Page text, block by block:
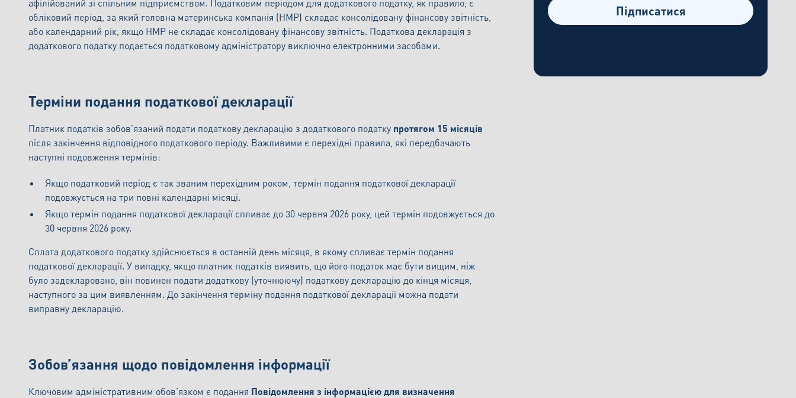
афілійований зі спільним підприємством. Податковим періодом для додаткового податку, як правило, є
обліковий період, за який головна материнська компанія (HMP) складає консолідовану фінансову звітність,
або календарний рік, якщо HMP не складає консолідовану фінансову звітність. Податкова декларація з
додаткового податку подається податковому адміністратору виключно електронними засобами.
Терміни подання податкової декларації
Платник податків зобов’язаний подати податкову декларацію з додаткового податку протягом 15 місяців
після закінчення відповідного податкового періоду. Важливими є перехідні правила, які передбачають
наступні подовження термінів:
Якщо податковий період є так званим перехідним роком, термін подання податкової декларації
подовжується на три повні календарні місяці.
Якщо термін подання податкової декларації спливає до 30 червня 2026 року, цей термін подовжується до
30 червня 2026 року.
Сплата додаткового податку здійснюється в останній день місяця, в якому спливає термін подання
податкової декларації. У випадку, якщо платник податків виявить, що його податок має бути вищим, ніж
було задекларовано, він повинен подати додаткову (уточнюючу) податкову декларацію до кінця місяця,
наступного за цим виявленням. До закінчення терміну подання податкової декларації можна подати
виправну декларацію.
Зобов’язання щодо повідомлення інформації
Ключовим адміністративним обов’язком є подання Повідомлення з інформацією для визначення